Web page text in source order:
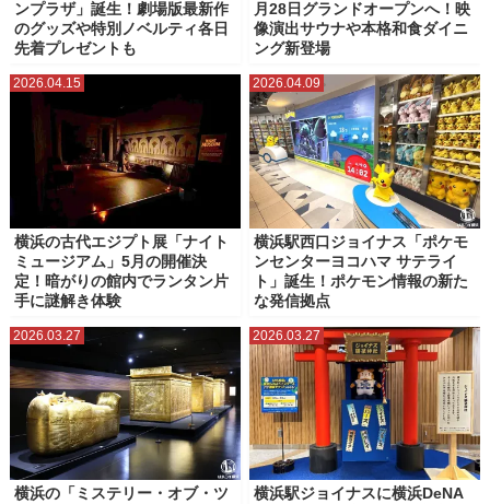
ンプラザ」誕生！劇場版最新作
のグッズや特別ノベルティ各日
先着プレゼントも
月28日グランドオープンへ！映
像演出サウナや本格和食ダイニ
ング新登場
2026.04.15
横浜の古代エジプト展「ナイト
ミュージアム」5月の開催決
定！暗がりの館内でランタン片
手に謎解き体験
2026.04.09
横浜駅西口ジョイナス「ポケモ
ンセンターヨコハマ サテライ
ト」誕生！ポケモン情報の新た
な発信拠点
2026.03.27
横浜の「ミステリー・オブ・ツ
2026.03.27
横浜駅ジョイナスに横浜DeNA